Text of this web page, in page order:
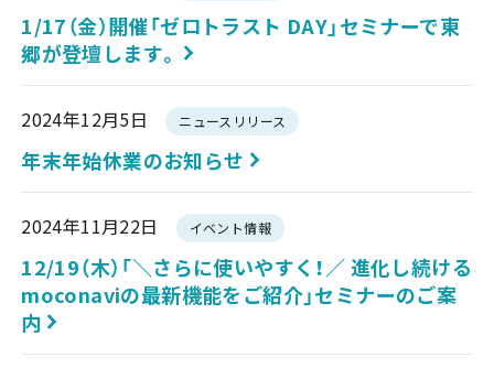
1/17（金）開催「ゼロトラスト DAY」セミナーで東
郷が登壇します。
2024年12月5日 ニュースリリース
年末年始休業のお知らせ
2024年11月22日 イベント情報
12/19（木）「＼さらに使いやすく！／ 進化し続ける
moconaviの最新機能をご紹介」セミナーのご案
内